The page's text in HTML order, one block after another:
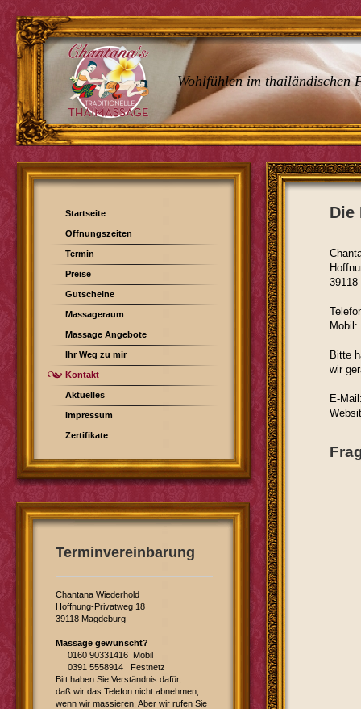
Wohlfühlen im thailändischen
Die
39118
Bitte
wir
E-
Startseite
Öffnungszeiten
Termin
Preise
Gutscheine
Massageraum
Massage Angebote
Ihr Weg zu mir
Kontakt
Aktuelles
Impressum
Zertifikate
Terminvereinbarung
Chantana Wiederhold
Hoffnung-Privatweg 18
39118 Magdeburg
Massage gewünscht?
0160 90331416 Mobil
0391 5558914 Festnetz
Bitt haben Sie Verständnis dafür,
daß wir das Telefon nicht abnehmen,
wenn wir massieren. Aber wir rufen Sie